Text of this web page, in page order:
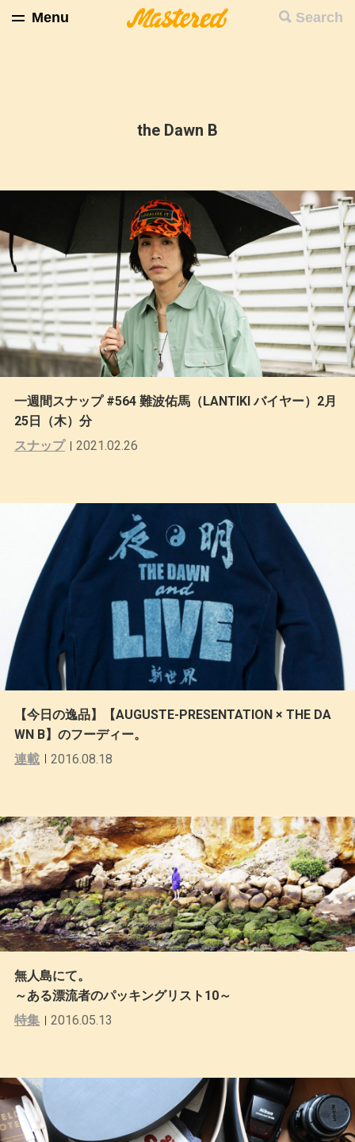
Search
Menu
the Dawn B
一週間スナップ #564 難波佑馬（LANTIKI バイヤー）2月
25日（木）分
スナップ
2021.02.26
【今日の逸品】【AUGUSTE-PRESENTATION × THE DA
WN B】のフーディー。
連載
2016.08.18
無人島にて。
～ある漂流者のパッキングリスト10～
特集
2016.05.13